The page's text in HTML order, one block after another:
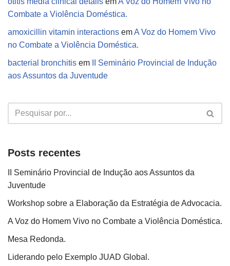
Combate a Violência Doméstica.
amoxicillin vitamin interactions emA Voz do Homem Vivo
no Combate a Violência Doméstica.
bacterial bronchitis em
II Seminário Provincial de Indução
aos Assuntos da Juventude
Posts recentes
II Seminário Provincial de Indução aos Assuntos da
Juventude
Workshop sobre a Elaboração da Estratégia de Advocacia.
A Voz do Homem Vivo no Combate a Violência Doméstica.
Mesa Redonda.
Liderando pelo Exemplo JUAD Global.